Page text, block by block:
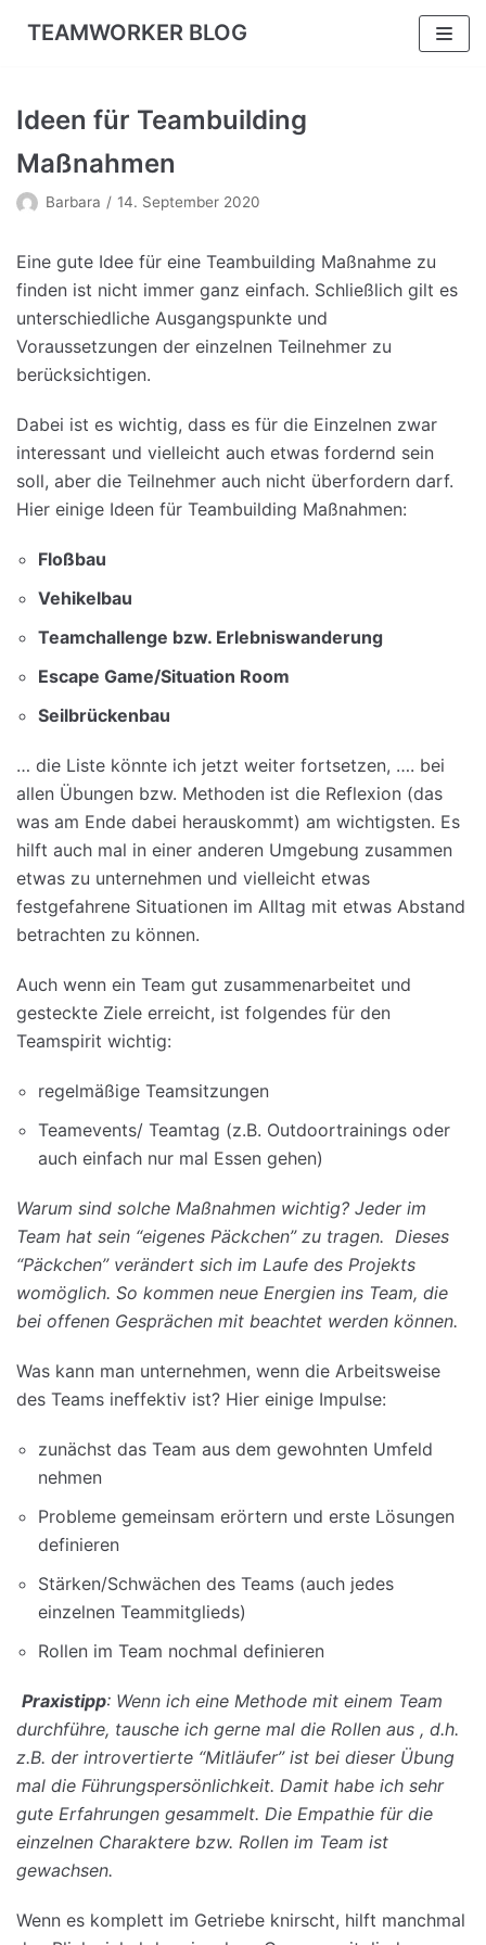
TEAMWORKER BLOG
Ideen für Teambuilding
Maßnahmen
Barbara 14. September 2020
Eine gute Idee für eine Teambuilding Maßnahme zu
finden ist nicht immer ganz einfach. Schließlich gilt es
unterschiedliche Ausgangspunkte und
Voraussetzungen der einzelnen Teilnehmer zu
berücksichtigen.
Dabei ist es wichtig, dass es für die Einzelnen zwar
interessant und vielleicht auch etwas fordernd sein
soll, aber die Teilnehmer auch nicht überfordern darf.
Hier einige Ideen für Teambuilding Maßnahmen:
Floßbau
Vehikelbau
Teamchallenge bzw. Erlebniswanderung
Escape Game/Situation Room
Seilbrückenbau
… die Liste könnte ich jetzt weiter fortsetzen, …. bei
allen Übungen bzw. Methoden ist die Reflexion (das
was am Ende dabei herauskommt) am wichtigsten. Es
hilft auch mal in einer anderen Umgebung zusammen
etwas zu unternehmen und vielleicht etwas
festgefahrene Situationen im Alltag mit etwas Abstand
betrachten zu können.
Auch wenn ein Team gut zusammenarbeitet und
gesteckte Ziele erreicht, ist folgendes für den
Teamspirit wichtig:
regelmäßige Teamsitzungen
Teamevents/ Teamtag (z.B. Outdoortrainings oder
auch einfach nur mal Essen gehen)
Warum sind solche Maßnahmen wichtig? Jeder im
Team hat sein “eigenes Päckchen” zu tragen. Dieses
“Päckchen” verändert sich im Laufe des Projekts
womöglich. So kommen neue Energien ins Team, die
bei offenen Gesprächen mit beachtet werden können.
Was kann man unternehmen, wenn die Arbeitsweise
des Teams ineffektiv ist? Hier einige Impulse:
zunächst das Team aus dem gewohnten Umfeld
nehmen
Probleme gemeinsam erörtern und erste Lösungen
definieren
Stärken/Schwächen des Teams (auch jedes
einzelnen Teammitglieds)
Rollen im Team nochmal definieren
Praxistipp: Wenn ich eine Methode mit einem Team
durchführe, tausche ich gerne mal die Rollen aus , d.h.
z.B. der introvertierte “Mitläufer” ist bei dieser Übung
mal die Führungspersönlichkeit. Damit habe ich sehr
gute Erfahrungen gesammelt. Die Empathie für die
einzelnen Charaktere bzw. Rollen im Team ist
gewachsen.
Wenn es komplett im Getriebe knirscht, hilft manchmal